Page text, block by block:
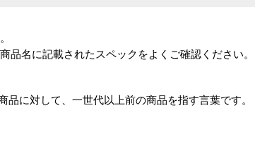
品名に記載されたスペックをよくご確認ください。
品に対して、一世代以上前の商品を指す言葉です。